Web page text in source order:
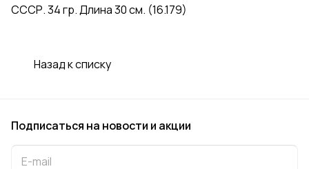
СССР. 34 гр. Длина 30 см. (16.179)
Назад к списку
Подписаться на новости и акции